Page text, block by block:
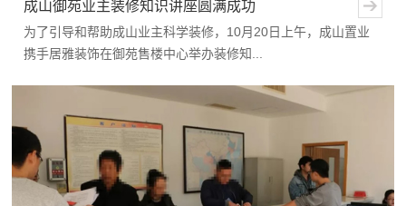
成山御苑业主装修知识讲座圆满成功
为了引导和帮助成山业主科学装修，10月20日上午，成山置业
携手居雅装饰在御苑售楼中心举办装修知...